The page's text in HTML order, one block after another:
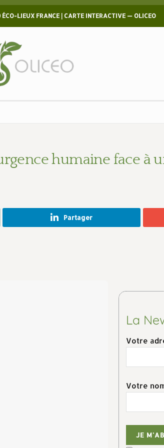
LIEUX FRANCE | CARTE INTERACTIVE — OLICEO
humaine face à
Partager
La
Votre
Votre